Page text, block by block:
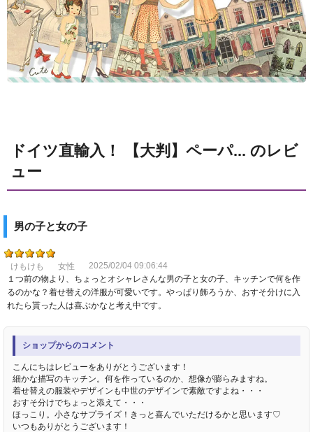
ドイツ直輸入！ 【大判】ペーパ... のレビ
ュー
男の子と女の子
けもけも 女性
2025/02/04 09:06:44
１つ前の物より、ちょっとオシャレさんな男の子と女の子、キッチンで何を作
るのかな？着せ替えの洋服が可愛いです。やっぱり飾ろうか、おすそ分けに入
れたら貰った人は喜ぶかなと考え中です。
ショップからのコメント
こんにちはレビューをありがとうございます！
細かな描写のキッチン。何を作っているのか、想像が膨らみますね。
着せ替えの服装やデザインも中世のデザインで素敵ですよね・・・
おすそ分けでちょっと添えて・・・
ほっこり。小さなサプライズ！きっと喜んでいただけるかと思います♡
いつもありがとうございます！